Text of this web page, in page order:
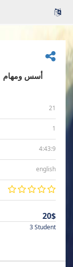
21
1
4:43:9
english
20$
3 Student